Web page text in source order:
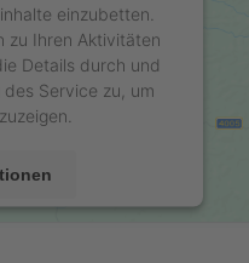
einzubetten.
zu Ihren Aktivitäten
Details durch und
Service zu, um